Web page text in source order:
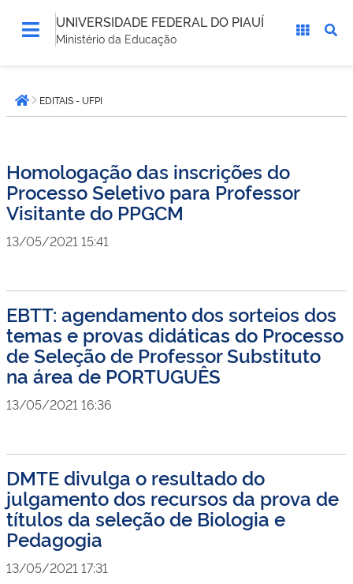
UNIVERSIDADE FEDERAL DO PIAUÍ
Ministério da Educação
está
aqui:Página inicial
EDITAIS - UFPI
Homologação das inscrições do
Processo Seletivo para Professor
Visitante do PPGCM
13/05/2021 15:41
EBTT: agendamento dos sorteios dos
temas e provas didáticas do Processo
de Seleção de Professor Substituto
na área de PORTUGUÊS
13/05/2021 16:36
DMTE divulga o resultado do
julgamento dos recursos da prova de
títulos da seleção de Biologia e
Pedagogia
13/05/2021 17:31